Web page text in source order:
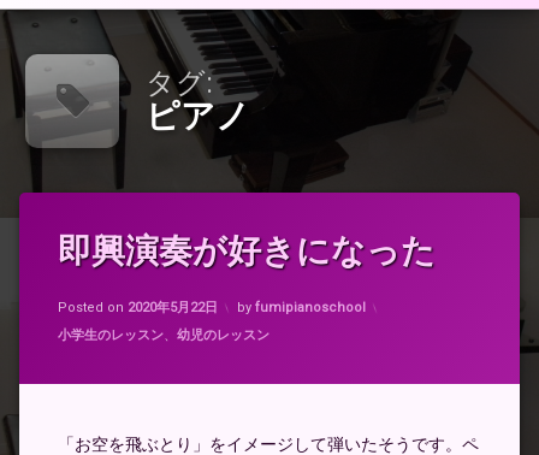
タグ:
ピアノ
即興演奏が好きになった
Posted on 2020年5月22日
Updated on 2020年5月22日
by fumipianoschool
カテゴリー:
小学生のレッスン、 幼児のレッスン
「お空を飛ぶとり」をイメージして弾いたそうです。ペ
コ
メ
ト
を
興